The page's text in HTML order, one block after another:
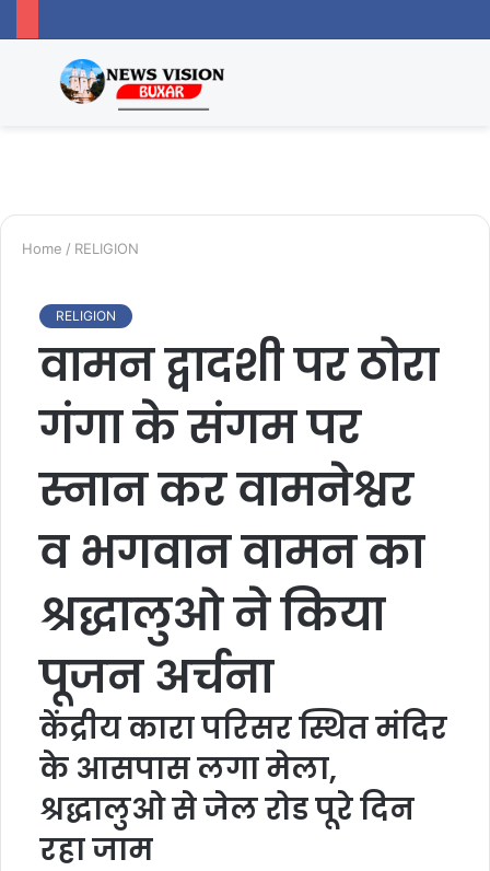
Menu
Home / RELIGION
RELIGION
वामन द्वादशी पर ठोरा
गंगा के संगम पर
स्नान कर वामनेश्वर
व भगवान वामन का
श्रद्धालुओ ने किया
पूजन अर्चना
केंद्रीय कारा परिसर स्थित मंदिर
के आसपास लगा मेला,
श्रद्धालुओ से जेल रोड पूरे दिन
रहा जाम